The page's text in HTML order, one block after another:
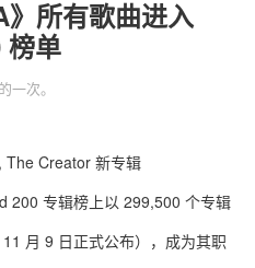
栏目
尚
活
技
》所有歌曲进入
单
一次。
The Creator 新专辑
200 专辑榜上以 299,500 个专辑
月 9 日正式公布），成为其职